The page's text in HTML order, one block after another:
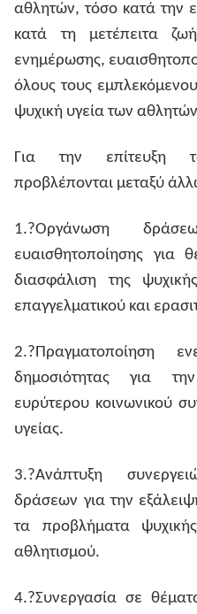
αθλητών, τόσο κατά την
κατά τη μετέπειτα
ενημέρωσης,
όλους τους
ψυχική υγεία των
Για την επίτευξη
προβλέπονται μεταξύ
1.?Οργάνωση
ευαισθητοποίησης
διασφάλιση της
επαγγελματικού και
2.?Πραγματοποίηση
δημοσιότητας για
ευρύτερου κοινωνικού
υγείας.
3.?Ανάπτυξη
δράσεων για την
τα προβλήματα
αθλητισμού.
4.?Συνεργασία σε